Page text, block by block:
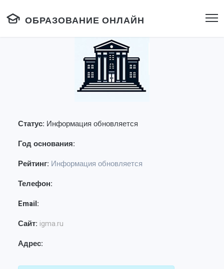
ОБРАЗОВАНИЕ ОНЛАЙН
Статус: Информация обновляется
Год основания:
Рейтинг: Информация обновляется
Телефон:
Email:
Сайт: igma.ru
Адрес: